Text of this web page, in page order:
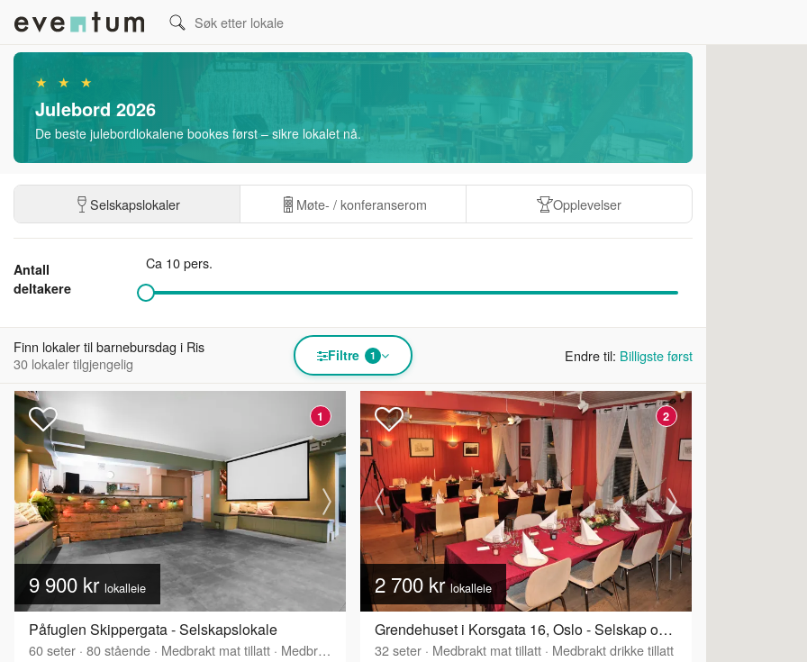
★ ★ ★
Julebord 2026
De beste julebordlokalene bookes først – sikre lokalet nå.
Selskapslokaler Møte- / konferanserom Opplevelser
Antall
deltakere
Ca 10 pers.
Finn lokaler til barnebursdag i Ris
30 lokaler tilgjengelig
Filtre 1 Endre til: Billigste først
1
9 900 kr lokalleie
Påfuglen Skippergata - Selskapslokale
60seter · 80stående · Medbrakt mat tillatt · Medbrakt drikke tillatt ·Tilbyr servering
2
2 700 krlokalleie
Grendehuset i Korsgata 16, Oslo - Selskap og konferanselokale
32seter · Medbrakt mat tillatt · Medbrakt drikke tillatt